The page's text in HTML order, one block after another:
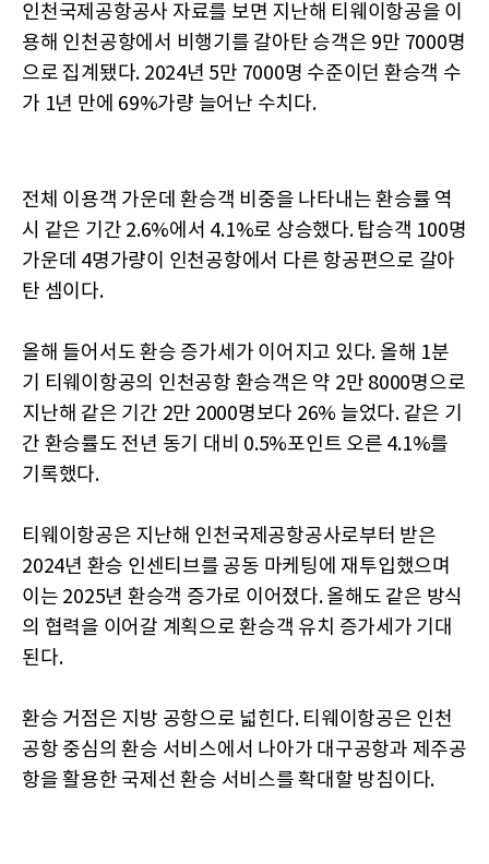
인천국제공항공사 자료를 보면 지난해 티웨이항공을 이
용해 인천공항에서 비행기를 갈아탄 승객은 9만 7000명
으로 집계됐다. 2024년 5만 7000명 수준이던 환승객 수
가 1년 만에 69%가량 늘어난 수치다.
전체 이용객 가운데 환승객 비중을 나타내는 환승률 역
시 같은 기간 2.6%에서 4.1%로 상승했다. 탑승객 100명
가운데 4명가량이 인천공항에서 다른 항공편으로 갈아
탄 셈이다.
올해 들어서도 환승 증가세가 이어지고 있다. 올해 1분
기 티웨이항공의 인천공항 환승객은 약 2만 8000명으로
지난해 같은 기간 2만 2000명보다 26% 늘었다. 같은 기
간 환승률도 전년 동기 대비 0.5%포인트 오른 4.1%를
기록했다.
티웨이항공은 지난해 인천국제공항공사로부터 받은
2024년 환승 인센티브를 공동 마케팅에 재투입했으며
이는 2025년 환승객 증가로 이어졌다. 올해도 같은 방식
의 협력을 이어갈 계획으로 환승객 유치 증가세가 기대
된다.
환승 거점은 지방 공항으로 넓힌다. 티웨이항공은 인천
공항 중심의 환승 서비스에서 나아가 대구공항과 제주공
항을 활용한 국제선 환승 서비스를 확대할 방침이다.